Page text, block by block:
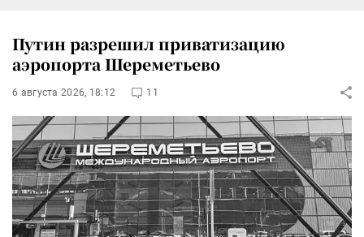
Путин разрешил приватизацию
аэропорта Шереметьево
6 августа 2026, 18:12 11